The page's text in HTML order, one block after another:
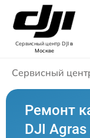
Сервисный центр DJIв
Москве
Сервисный
Ремонт
DJI Agras